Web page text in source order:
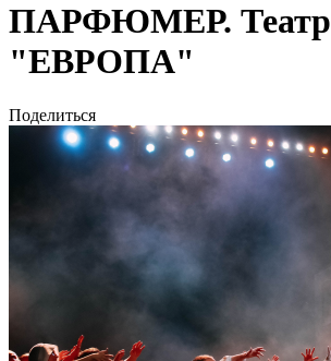
ПАРФЮМЕР. Театр
"ЕВРОПА"
Поделиться